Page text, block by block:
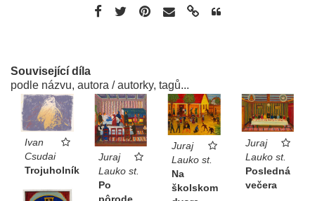
Související díla
podle názvu, autora / autorky, tagů...
Ivan
Csudai
Trojuholník
Juraj
Lauko st.
Po
pôrode
Juraj
Lauko st.
Na
školskom
Juraj
Lauko st.
Posledná
večera